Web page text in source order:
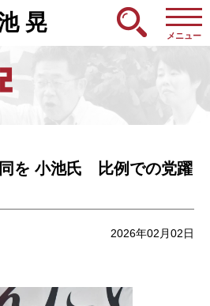
晃
メニュー
を 小池氏 比例での党躍
2026年02月02日